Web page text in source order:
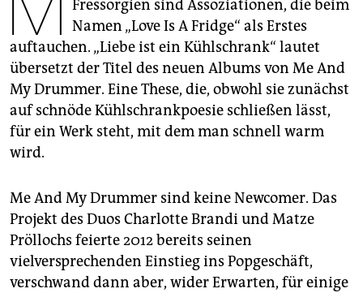
abo
genossenschaft
epaper login
Fressorgien sind Assoziationen, die beim
Namen „Love Is A Fridge“ als Erstes
auftauchen. „Liebe ist ein Kühlschrank“ lautet
übersetzt der Titel des neuen Albums von Me And
My Drummer. Eine These, die, obwohl sie zunächst
auf schnöde Kühlschrankpoesie schließen lässt,
für ein Werk steht, mit dem man schnell warm
wird.
Me And My Drummer sind keine Newcomer. Das
Projekt des Duos Charlotte Brandi und Matze
Pröllochs feierte 2012 bereits seinen
vielversprechenden Einstieg ins Popgeschäft,
verschwand dann aber, wider Erwarten, für einige